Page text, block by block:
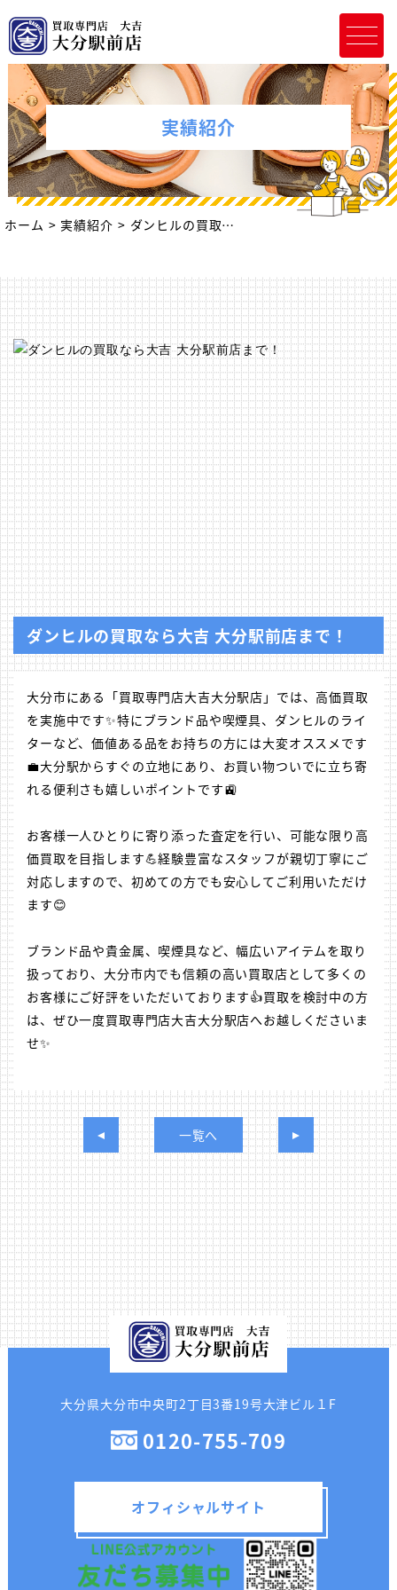
実績紹介
ホーム 実績紹介 ダンヒルの買取なら大吉 大分駅前店まで！
ダンヒルの買取なら大吉 大分駅前店まで！
大分市にある「買取専門店大吉大分駅店」では、高価買取
を実施中です✨特にブランド品や喫煙具、ダンヒルのライ
ターなど、価値ある品をお持ちの方には大変オススメです
💼大分駅からすぐの立地にあり、お買い物ついでに立ち寄
れる便利さも嬉しいポイントです🚉
お客様一人ひとりに寄り添った査定を行い、可能な限り高
価買取を目指します💪経験豊富なスタッフが親切丁寧にご
対応しますので、初めての方でも安心してご利用いただけ
ます😊
ブランド品や貴金属、喫煙具など、幅広いアイテムを取り
扱っており、大分市内でも信頼の高い買取店として多くの
お客様にご好評をいただいております👍買取を検討中の方
は、ぜひ一度買取専門店大吉大分駅店へお越しくださいま
せ✨
一覧へ
大分県大分市中央町2丁目3番19号大津ビル１F
0120-755-709
オフィシャルサイト